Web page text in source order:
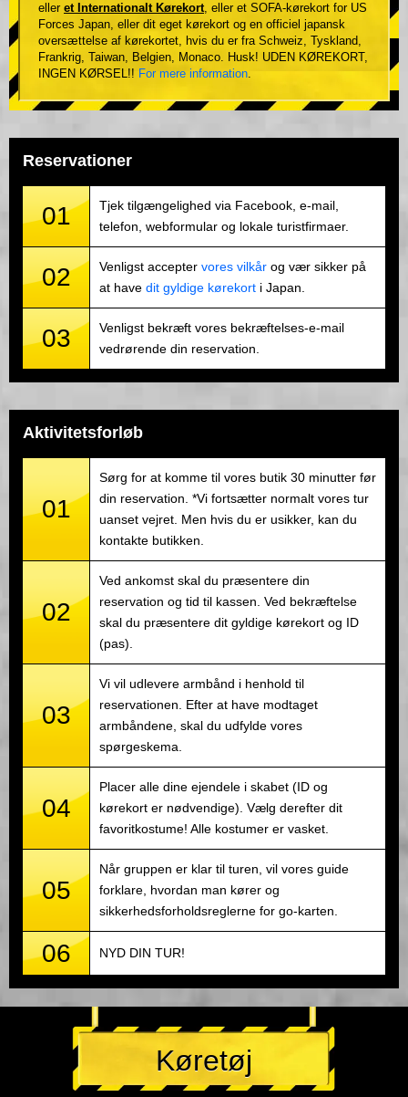
eller et Internationalt Kørekort, eller et SOFA-kørekort for US
Forces Japan, eller dit eget kørekort og en officiel japansk
oversættelse af kørekortet, hvis du er fra Schweiz, Tyskland,
Frankrig, Taiwan, Belgien, Monaco. Husk! UDEN KØREKORT,
INGEN KØRSEL!! For mere information.
Reservationer
01
Tjek tilgængelighed via Facebook, e-mail,
telefon, webformular og lokale turistfirmaer.
02 Venligst accepter vores vilkår og vær sikker på
at have dit gyldige kørekort i Japan.
03
Venligst bekræft vores bekræftelses-e-mail
vedrørende din reservation.
Aktivitetsforløb
01
Sørg for at komme til vores butik 30 minutter før
din reservation. *Vi fortsætter normalt vores tur
uanset vejret. Men hvis du er usikker, kan du
kontakte butikken.
02
Ved ankomst skal du præsentere din
reservation og tid til kassen. Ved bekræftelse
skal du præsentere dit gyldige kørekort og ID
(pas).
03
Vi vil udlevere armbånd i henhold til
reservationen. Efter at have modtaget
armbåndene, skal du udfylde vores
spørgeskema.
04
Placer alle dine ejendele i skabet (ID og
kørekort er nødvendige). Vælg derefter dit
favoritkostume! Alle kostumer er vasket.
05
Når gruppen er klar til turen, vil vores guide
forklare, hvordan man kører og
sikkerhedsforholdsreglerne for go-karten.
06 NYD DIN TUR!
Køretøj